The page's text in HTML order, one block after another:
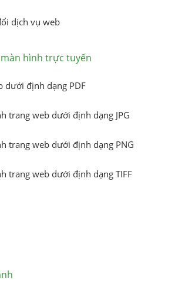
dịch vụ web
hình trực tuyến
dưới định dạng PDF
trang web dưới định dạng JPG
trang web dưới định dạng PNG
trang web dưới định dạng TIFF